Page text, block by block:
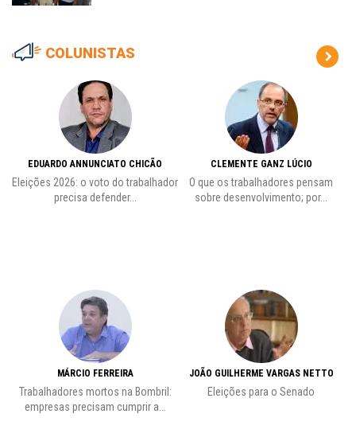
COLUNISTAS
EDUARDO ANNUNCIATO CHICÃO
Eleições 2026: o voto do trabalhador
precisa defender...
MÁRCIO FERREIRA
Trabalhadores mortos na Bombril:
empresas precisam cumprir a...
CLEMENTE GANZ LÚCIO
O que os trabalhadores pensam
sobre desenvolvimento; por...
JOÃO GUILHERME VARGAS NETTO
Eleições para o Senado